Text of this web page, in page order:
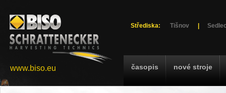
Střediska: Tišnov
časopis nové stroje
www.biso.eu